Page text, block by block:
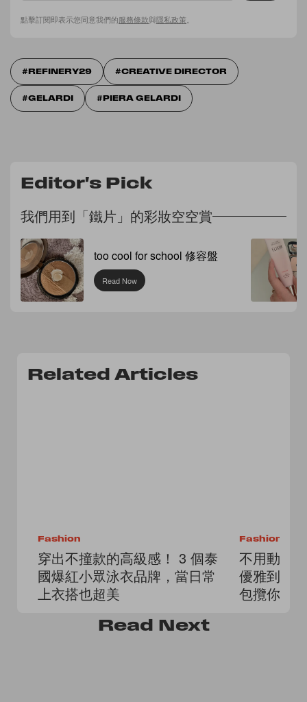
點擊訂閱即表示您同意我們的服務條款與隱私政策
REFINERY29 CREATIVE DIRECTOR
GELARDI PIERA GELARDI
Editor's Pick
我們用到「鐵片」的彩妝空空賞
too cool for school 修容盤
Read Now
Related Articles
Fashion
穿出不撞款的高級感！ 3 個泰
國爆紅小眾泳衣品牌，當日常
上衣搭也超美
Fashion
不用動腦
優雅到街
包攬你一
Read Next